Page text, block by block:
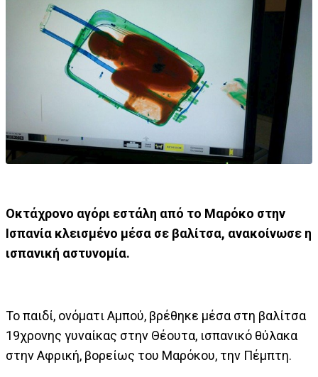
Οκτάχρονο αγόρι εστάλη από το Μαρόκο στην
Ισπανία κλεισμένο μέσα σε βαλίτσα, ανακοίνωσε η
ισπανική αστυνομία.
Το παιδί, ονόματι Αμπού, βρέθηκε μέσα στη βαλίτσα
19χρονης γυναίκας στην Θέουτα, ισπανικό θύλακα
στην Αφρική, βορείως του Μαρόκου, την Πέμπτη.